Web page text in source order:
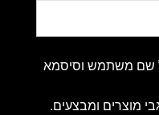
שם משתמש וסיסמא
מוצרים ומבצעים.